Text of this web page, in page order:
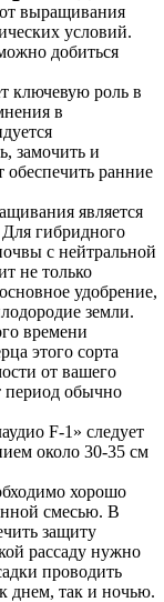
выращивания
условий.
добиться
ключевую роль в
в
замочить и
ранние
является
гибридного
с нейтральной
не только
удобрение,
земли.
времени
этого сорта
от вашего
период обычно
F-1» следует
около 30-35 см
хорошо
смесью. В
защиту
рассаду нужно
проводить
днем, так и ночью.